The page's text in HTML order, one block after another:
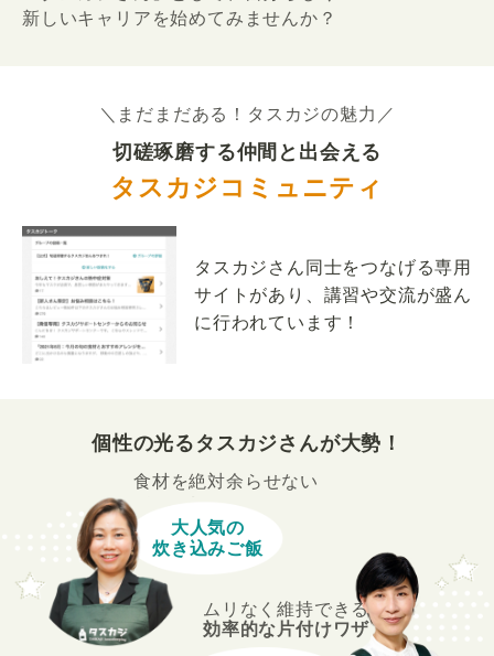
新しいキャリアを始めてみませんか？
＼まだまだある！タスカジの魅力／
切磋琢磨する仲間と出会える
タスカジコミュニティ
タスカジさん同士をつなげる専用
サイトがあり、講習や交流が盛ん
に行われています！
個性の光るタスカジさんが大勢！
食材を絶対余らせない
大人気の
炊き込みご飯
ムリなく維持できる
効率的な片付けワザ